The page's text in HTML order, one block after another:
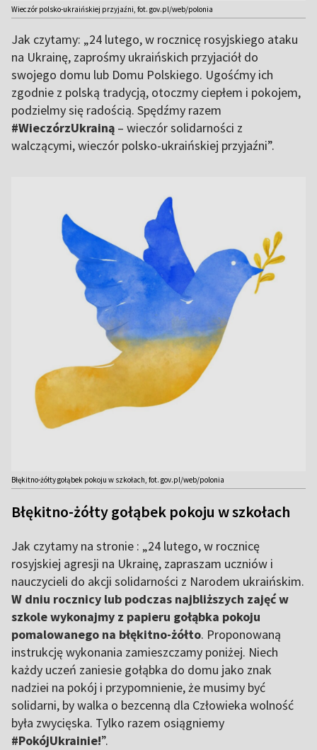
Wieczór polsko-ukraińskiej przyjaźni, fot. gov.pl/web/polonia
Jak czytamy: „24 lutego, w rocznicę rosyjskiego ataku
na Ukrainę, zaprośmy ukraińskich przyjaciół do
swojego domu lub Domu Polskiego. Ugośćmy ich
zgodnie z polską tradycją, otoczmy ciepłem i pokojem,
podzielmy się radością. Spędźmy razem
#WieczórzUkrainą – wieczór solidarności z
walczącymi, wieczór polsko-ukraińskiej przyjaźni”.
Błękitno-żółty gołąbek pokoju w szkołach, fot. gov.pl/web/polonia
Błękitno-żółty gołąbek pokoju w szkołach
Jak czytamy na stronie : „24 lutego, w rocznicę
rosyjskiej agresji na Ukrainę, zapraszam uczniów i
nauczycieli do akcji solidarności z Narodem ukraińskim.
W dniu rocznicy lub podczas najbliższych zajęć w
szkole wykonajmy z papieru gołąbka pokoju
pomalowanego na błękitno-żółto. Proponowaną
instrukcję wykonania zamieszczamy poniżej. Niech
każdy uczeń zaniesie gołąbka do domu jako znak
nadziei na pokój i przypomnienie, że musimy być
solidarni, by walka o bezcenną dla Człowieka wolność
była zwycięska. Tylko razem osiągniemy
#PokójUkrainie!”.